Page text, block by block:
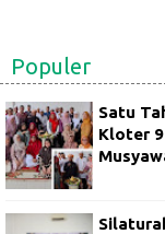
Populer
Satu
Kloter 9